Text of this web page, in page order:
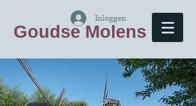
Goudse Molens
Inloggen